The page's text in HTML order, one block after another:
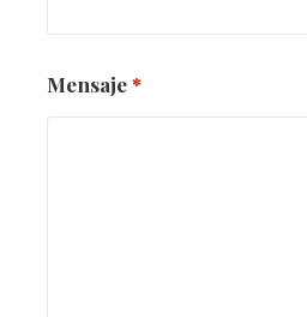
Mensaje*